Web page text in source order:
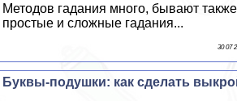
Методов гадания много, бывают также
простые и сложные гадания...
30 07
Буквы-подушки: как сделать